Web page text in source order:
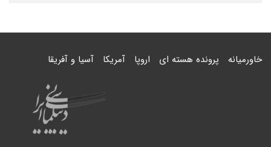
خاورمیانه پرونده هسته ای اروپا آمریکا آسیا و آفریقا